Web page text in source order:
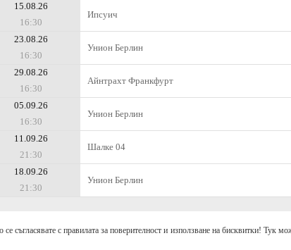
15.08.26
16:30
Ипсуич
23.08.26
16:30
Унион Берлин
29.08.26
16:30
Айнтрахт Франкфурт
05.09.26
16:30
Унион Берлин
11.09.26
21:30
Шалке 04
18.09.26
21:30
Унион Берлин
съгласявате с правилата за поверителност и използване на бисквитки! Тук